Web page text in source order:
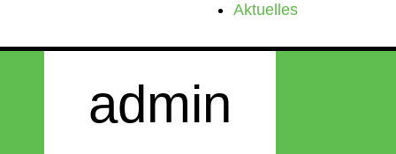
Aktuelles
admin